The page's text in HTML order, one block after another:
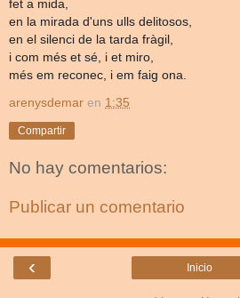
fet a mida,
en la mirada d'uns ulls delitosos,
en el silenci de la tarda fràgil,
i com més et sé, i et miro,
més em reconec, i em faig ona.
arenysdemar en 1:35
Compartir
No hay comentarios:
Publicar un comentario
‹ Inicio